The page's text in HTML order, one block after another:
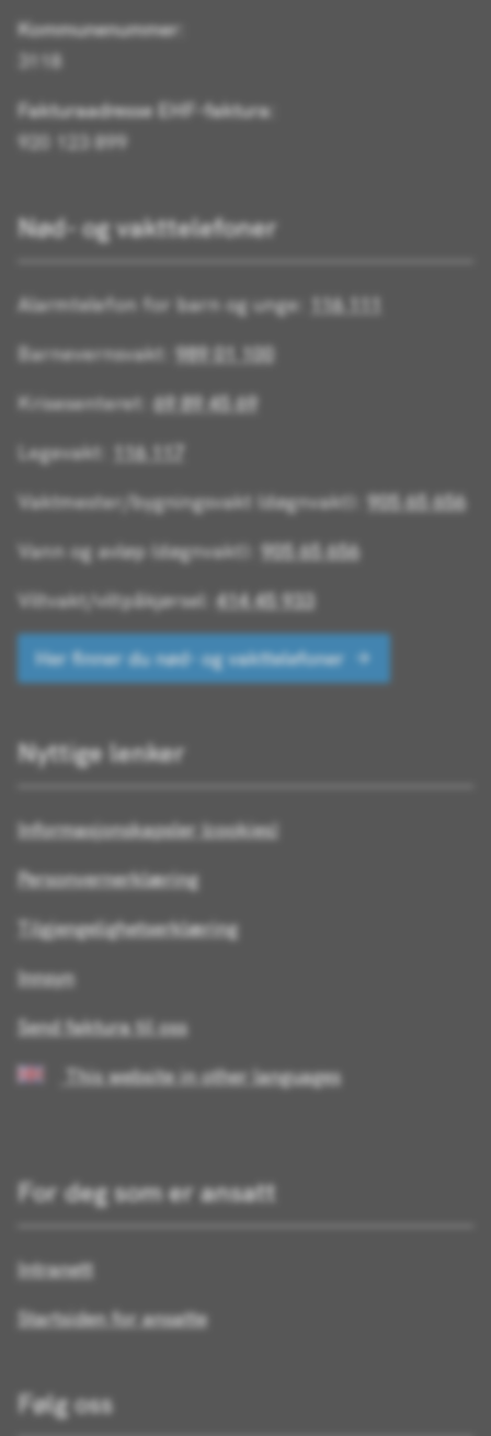
Kommunenummer:
3118
Fakturaadresse EHF-faktura:
920 123 899
Nød- og vakttelefoner
Alarmtelefon for barn og unge:
116 111
Barnevernsvakt: 989 01 100
Krisesenteret: 69 89 45 69
Legevakt:
116 117
Vaktmester/bygningsvakt (døgnvakt): 905 65 656
Vann og avløp (døgnvakt): 905 65 656
Viltvakt/viltpåkjørsel: 414 45 933
Her finner du nød- og vakttelefoner
Nyttige lenker
Informasjonskapsler (cookies)
Personvernerklæring
Tilgjengelighetserklæring
Innsyn
Send faktura til oss
This website in other languages
For deg som er ansatt
Intranett
Startsiden for ansatte
Følg oss